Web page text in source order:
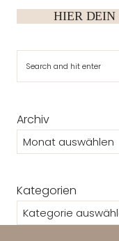
HIER DEIN
Archiv
Kategorien